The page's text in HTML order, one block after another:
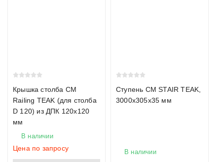
Крышка столба CM
Railing TEAK (для столба
D 120) из ДПК 120х120
мм
В наличии
Цена по запросу
Ступень CM STAIR TEAK,
3000х305х35 мм
В наличии